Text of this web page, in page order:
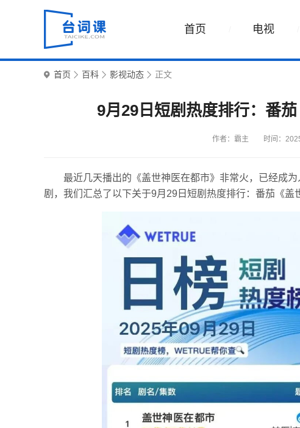
首页 电视
首页 百科 影视动态 正文
9月29日短剧热度排行：番
作者：霸主 时间：
最近几天播出的《盖世神医在都市》非常火，已经成
剧，我们汇总了以下关于9月29日短剧热度排行：番茄《盖